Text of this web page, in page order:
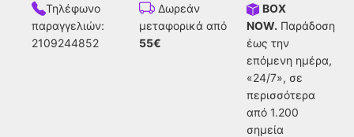
Τηλέφωνο
παραγγελιών:
2109244852
Δωρεάν
μεταφορικά από
55€
BOX
NOW. Παράδοση
έως την
επόμενη ημέρα,
«24/7», σε
περισσότερα
από 1.200
σημεία